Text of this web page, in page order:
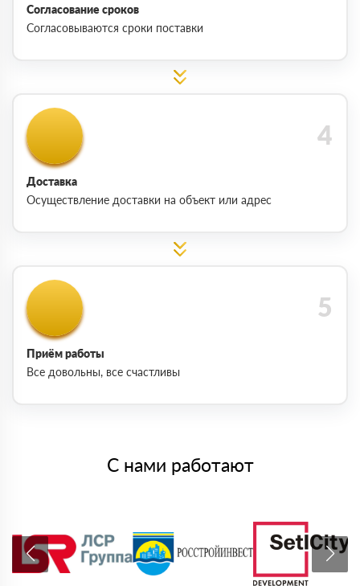
Согласование сроков
Согласовываются сроки поставки
Доставка
Осуществление доставки на объект или адрес
Приём работы
Все довольны, все счастливы
С нами работают